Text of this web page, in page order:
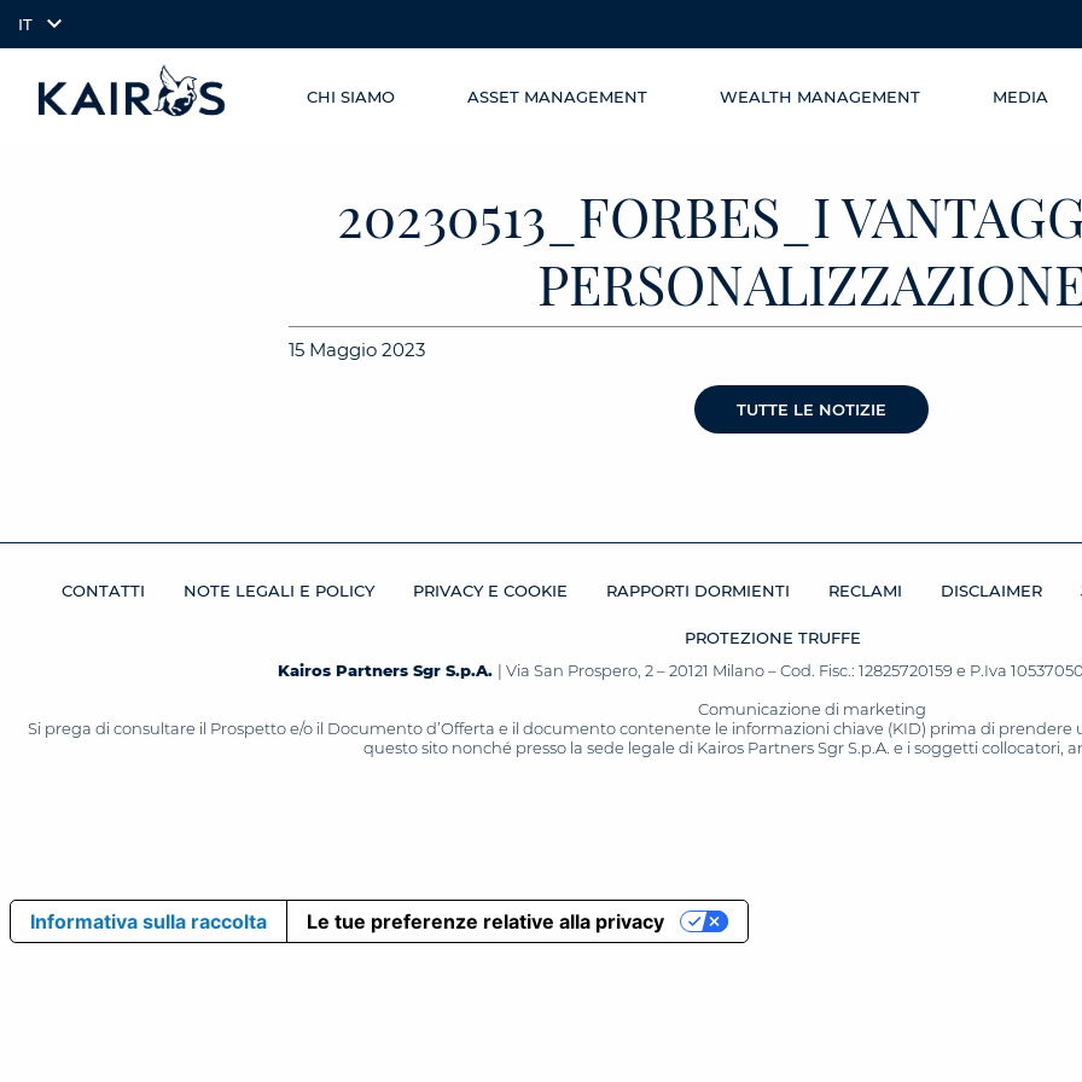
IT
CHI SIAMO ASSET MANAGEMENT WEALTH MANAGEMENT MEDIA
20230513_FORBES_I
15 Maggio 2023
TUTTE LE NOTIZIE
CONTATTI NOTE LEGALI E POLICY PRIVACY E COOKIE RAPPORTI DORMIENTI RECLAMI DISCLAIMER
PROTEZIONE TRUFFE
Kairos Partners Sgr S.p.A. | Via San Prospero, 2 – 20121 Milano – Cod. Fisc.: 12825720159 e P.Iva
Comunicazione di marketing
Si prega di consultare il Prospetto e/o il Documento d’Offerta e il documento contenente le informazioni chiave (KID) prima di
questo sito nonché presso la sede legale di Kairos Partners Sgr S.p.A. e i soggetti collocatori,
Informativa sulla raccolta Le tue preferenze relative alla privacy